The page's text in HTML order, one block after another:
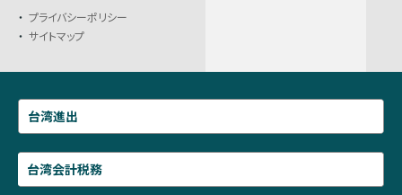
プライバシーポリシー
サイトマップ
台湾進出
台湾会計税務